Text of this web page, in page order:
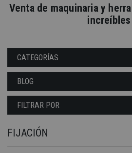
Venta de maquinaria y
increíbles
CATEGORÍAS
BLOG
FILTRAR POR
FIJACIÓN